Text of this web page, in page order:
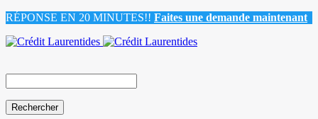
RÉPONSE EN 20 MINUTES!! Faites une demande maintenant
for: